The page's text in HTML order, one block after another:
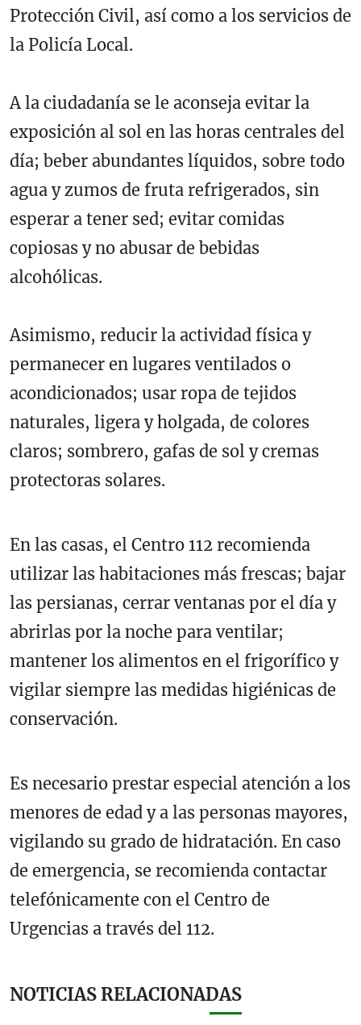
Protección Civil, así como a los servicios de
la Policía Local.
A la ciudadanía se le aconseja evitar la
exposición al sol en las horas centrales del
día; beber abundantes líquidos, sobre todo
agua y zumos de fruta refrigerados, sin
esperar a tener sed; evitar comidas
copiosas y no abusar de bebidas
alcohólicas.
Asimismo, reducir la actividad física y
permanecer en lugares ventilados o
acondicionados; usar ropa de tejidos
naturales, ligera y holgada, de colores
claros; sombrero, gafas de sol y cremas
protectoras solares.
En las casas, el Centro 112 recomienda
utilizar las habitaciones más frescas; bajar
las persianas, cerrar ventanas por el día y
abrirlas por la noche para ventilar;
mantener los alimentos en el frigorífico y
vigilar siempre las medidas higiénicas de
conservación.
Es necesario prestar especial atención a los
menores de edad y a las personas mayores,
vigilando su grado de hidratación. En caso
de emergencia, se recomienda contactar
telefónicamente con el Centro de
Urgencias a través del 112.
NOTICIAS RELACIONADAS